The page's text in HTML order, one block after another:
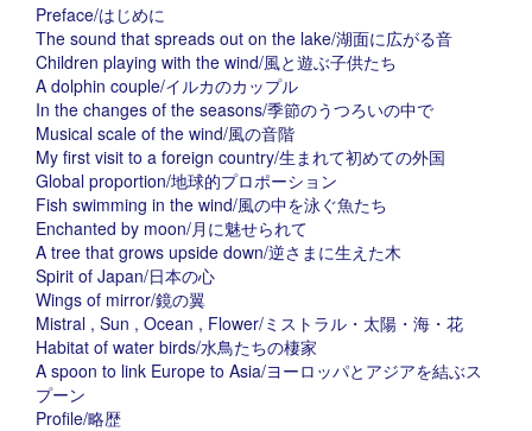
Preface/はじめに
The sound that spreads out on the lake/湖面に広がる音
Children playing with the wind/風と遊ぶ子供たち
A dolphin couple/イルカのカップル
In the changes of the seasons/季節のうつろいの中で
Musical scale of the wind/風の音階
My first visit to a foreign country/生まれて初めての外国
Global proportion/地球的プロポーション
Fish swimming in the wind/風の中を泳ぐ魚たち
Enchanted by moon/月に魅せられて
A tree that grows upside down/逆さまに生えた木
Spirit of Japan/日本の心
Wings of mirror/鏡の翼
Mistral , Sun , Ocean , Flower/ミストラル・太陽・海・花
Habitat of water birds/水鳥たちの棲家
A spoon to link Europe to Asia/ヨーロッパとアジアを結ぶス
プーン
Profile/略歴